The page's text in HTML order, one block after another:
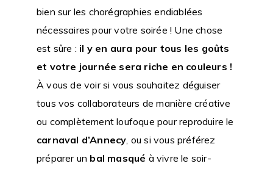
bien sur les chorégraphies endiablées
nécessaires pour votre soirée ! Une chose
est sûre : il y en aura pour tous les goûts
et votre journée sera riche en couleurs !
À vous de voir si vous souhaitez déguiser
tous vos collaborateurs de manière créative
ou complètement loufoque pour reproduire le
carnaval d’Annecy , ou si vous préférez
préparer un bal masqué à vivre le soir-